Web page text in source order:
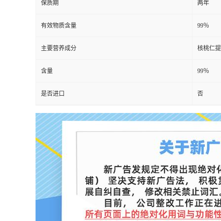
保质期 两年
有效物质含量 99％
主要营养成分 核桃仁
含量 99％
是否进口 否